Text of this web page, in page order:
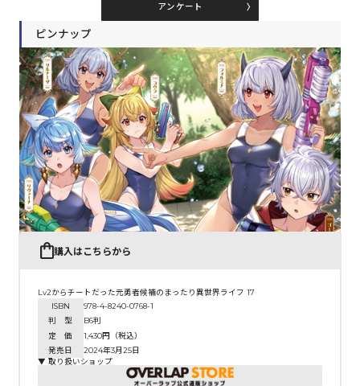
アンケート
ピンナップ
購入はこちらから
Lv2からチートだった元勇者候補のまったり異世界ライフ 17
ISBN
978-4-8240-0768-1
判 型
B6判
定 価
1,430円（税込）
発売日
2024年3月25日
▼ 取り扱いショップ